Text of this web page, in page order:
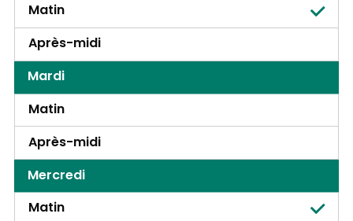
Matin
Après-midi
Mardi
Matin
Après-midi
Mercredi
Matin